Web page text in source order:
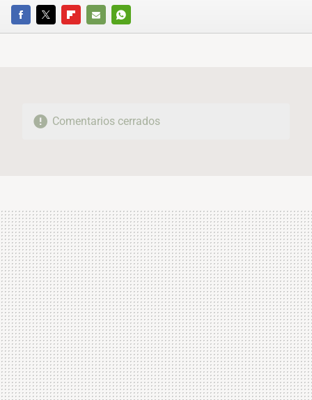
FACEBOOKTWITTERFLIPBOARD
E-
WHATSAPP
Comentarios cerrados